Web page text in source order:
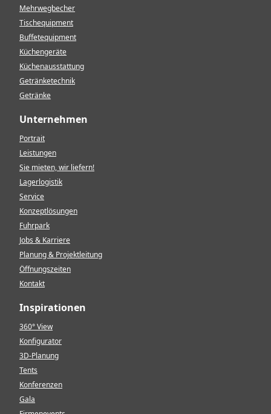
Mehrwegbecher
Tischequipment
Buffetequipment
Küchengeräte
Küchenausstattung
Getränketechnik
Getränke
Unternehmen
Portrait
Leistungen
Sie mieten, wir liefern!
Lagerlogistik
Service
Konzeptlösungen
Fuhrpark
Jobs & Karriere
Planung & Projektleitung
Öffnungszeiten
Kontakt
Inspirationen
360° View
Konfigurator
3D-Planung
Tents
Konferenzen
Gala